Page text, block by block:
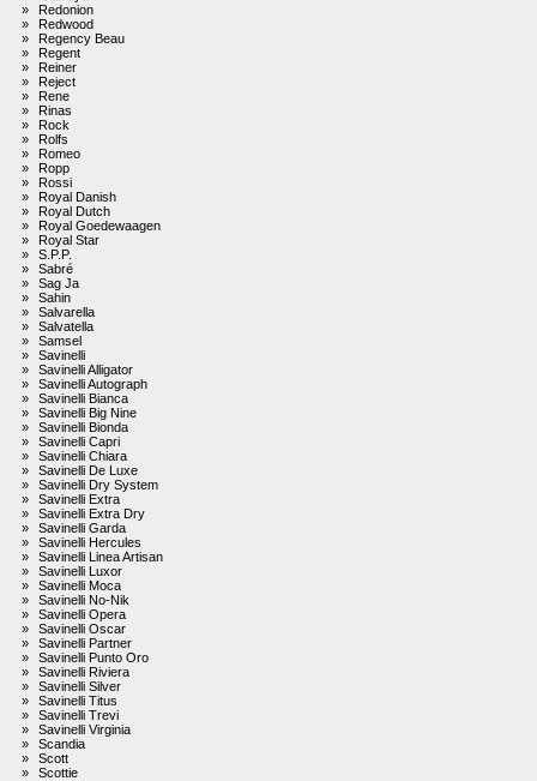
»
Redonion
»
Redwood
»
Regency Beau
»
Regent
»
Reiner
»
Reject
»
Rene
»
Rinas
»
Rock
»
Rolfs
»
Romeo
»
Ropp
»
Rossi
»
Royal Danish
»
Royal Dutch
»
Royal Goedewaagen
»
Royal Star
»
S.P.P.
»
Sabré
»
Sag Ja
»
Sahin
»
Salvarella
»
Salvatella
»
Samsel
»
Savinelli
»
Savinelli Alligator
»
Savinelli Autograph
»
Savinelli Bianca
»
Savinelli Big Nine
»
Savinelli Bionda
»
Savinelli Capri
»
Savinelli Chiara
»
Savinelli De Luxe
»
Savinelli Dry System
»
Savinelli Extra
»
Savinelli Extra Dry
»
Savinelli Garda
»
Savinelli Hercules
»
Savinelli Linea Artisan
»
Savinelli Luxor
»
Savinelli Moca
»
Savinelli No-Nik
»
Savinelli Opera
»
Savinelli Oscar
»
Savinelli Partner
»
Savinelli Punto Oro
»
Savinelli Riviera
»
Savinelli Silver
»
Savinelli Titus
»
Savinelli Trevi
»
Savinelli Virginia
»
Scandia
»
Scott
»
Scottie